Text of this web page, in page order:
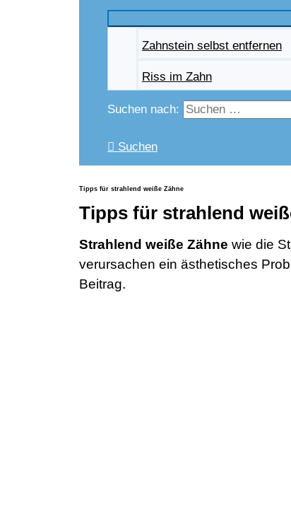
Zahnstein selbst entfernen
Riss im Zahn
Suchen nach:
Suchen
Tipps für strahlend weiße Zähne
Tipps für strahlend
Strahlend weiße Zähne wie die
verursachen ein ästhetisches
Beitrag.